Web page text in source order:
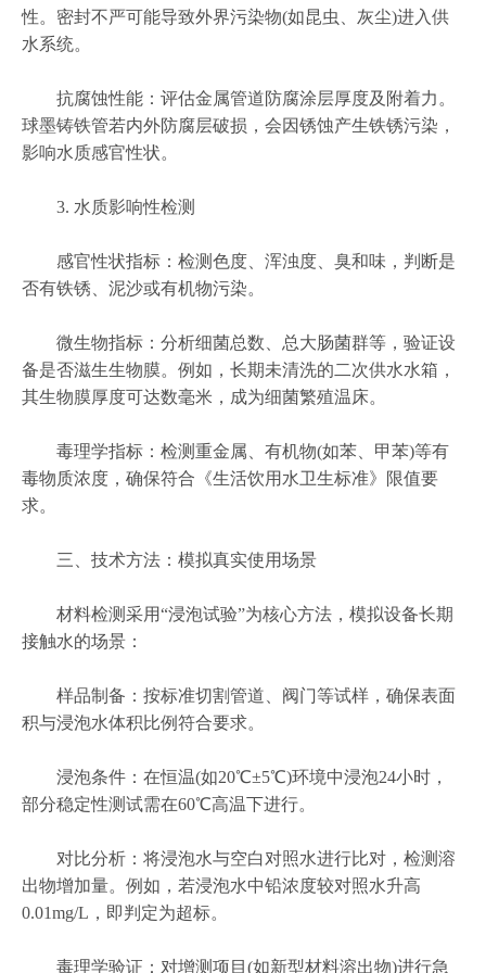
性。密封不严可能导致外界污染物(如昆虫、灰尘)进入供
水系统。
抗腐蚀性能：评估金属管道防腐涂层厚度及附着力。
球墨铸铁管若内外防腐层破损，会因锈蚀产生铁锈污染，
影响水质感官性状。
3. 水质影响性检测
感官性状指标：检测色度、浑浊度、臭和味，判断是
否有铁锈、泥沙或有机物污染。
微生物指标：分析细菌总数、总大肠菌群等，验证设
备是否滋生生物膜。例如，长期未清洗的二次供水水箱，
其生物膜厚度可达数毫米，成为细菌繁殖温床。
毒理学指标：检测重金属、有机物(如苯、甲苯)等有
毒物质浓度，确保符合《生活饮用水卫生标准》限值要
求。
三、技术方法：模拟真实使用场景
材料检测采用“浸泡试验”为核心方法，模拟设备长期
接触水的场景：
样品制备：按标准切割管道、阀门等试样，确保表面
积与浸泡水体积比例符合要求。
浸泡条件：在恒温(如20℃±5℃)环境中浸泡24小时，
部分稳定性测试需在60℃高温下进行。
对比分析：将浸泡水与空白对照水进行比对，检测溶
出物增加量。例如，若浸泡水中铅浓度较对照水升高
0.01mg/L，即判定为超标。
毒理学验证：对增测项目(如新型材料溶出物)进行急